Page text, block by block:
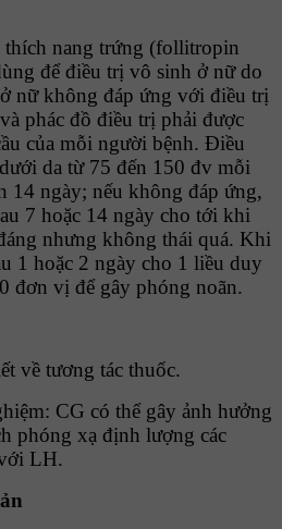
nang trứng (follitropin
để điều trị vô sinh ở nữ do
nữ không đáp ứng với điều trị
phác đồ điều trị phải được
của mỗi người bệnh. Ðiều
da từ 75 đến 150 đv mỗi
14 ngày; nếu không đáp ứng,
7 hoặc 14 ngày cho tới khi
nhưng không thái quá. Khi
1 hoặc 2 ngày cho 1 liều duy
đơn vị để gây phóng noãn.
về tương tác thuốc.
CG có thể gây ảnh hưởng
phóng xạ định lượng các
LH.